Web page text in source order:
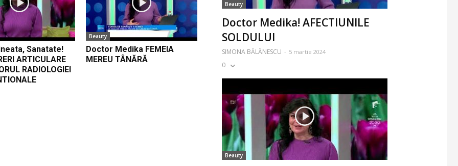
Sanatate!
ARTICULARE
RADIOLOGIEI
Beauty
Doctor Medika FEMEIA
MEREU TÂNĂRĂ
Beauty
Doctor Medika! AFECTIUNILE
SOLDULUI
SIMONA BĂLĂNESCU - 5 martie 2024
0
Beauty